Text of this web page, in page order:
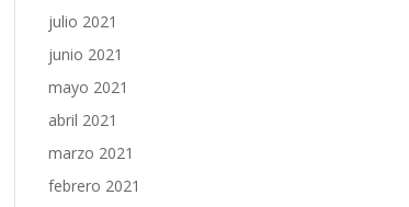
julio 2021
junio 2021
mayo 2021
abril 2021
marzo 2021
febrero 2021